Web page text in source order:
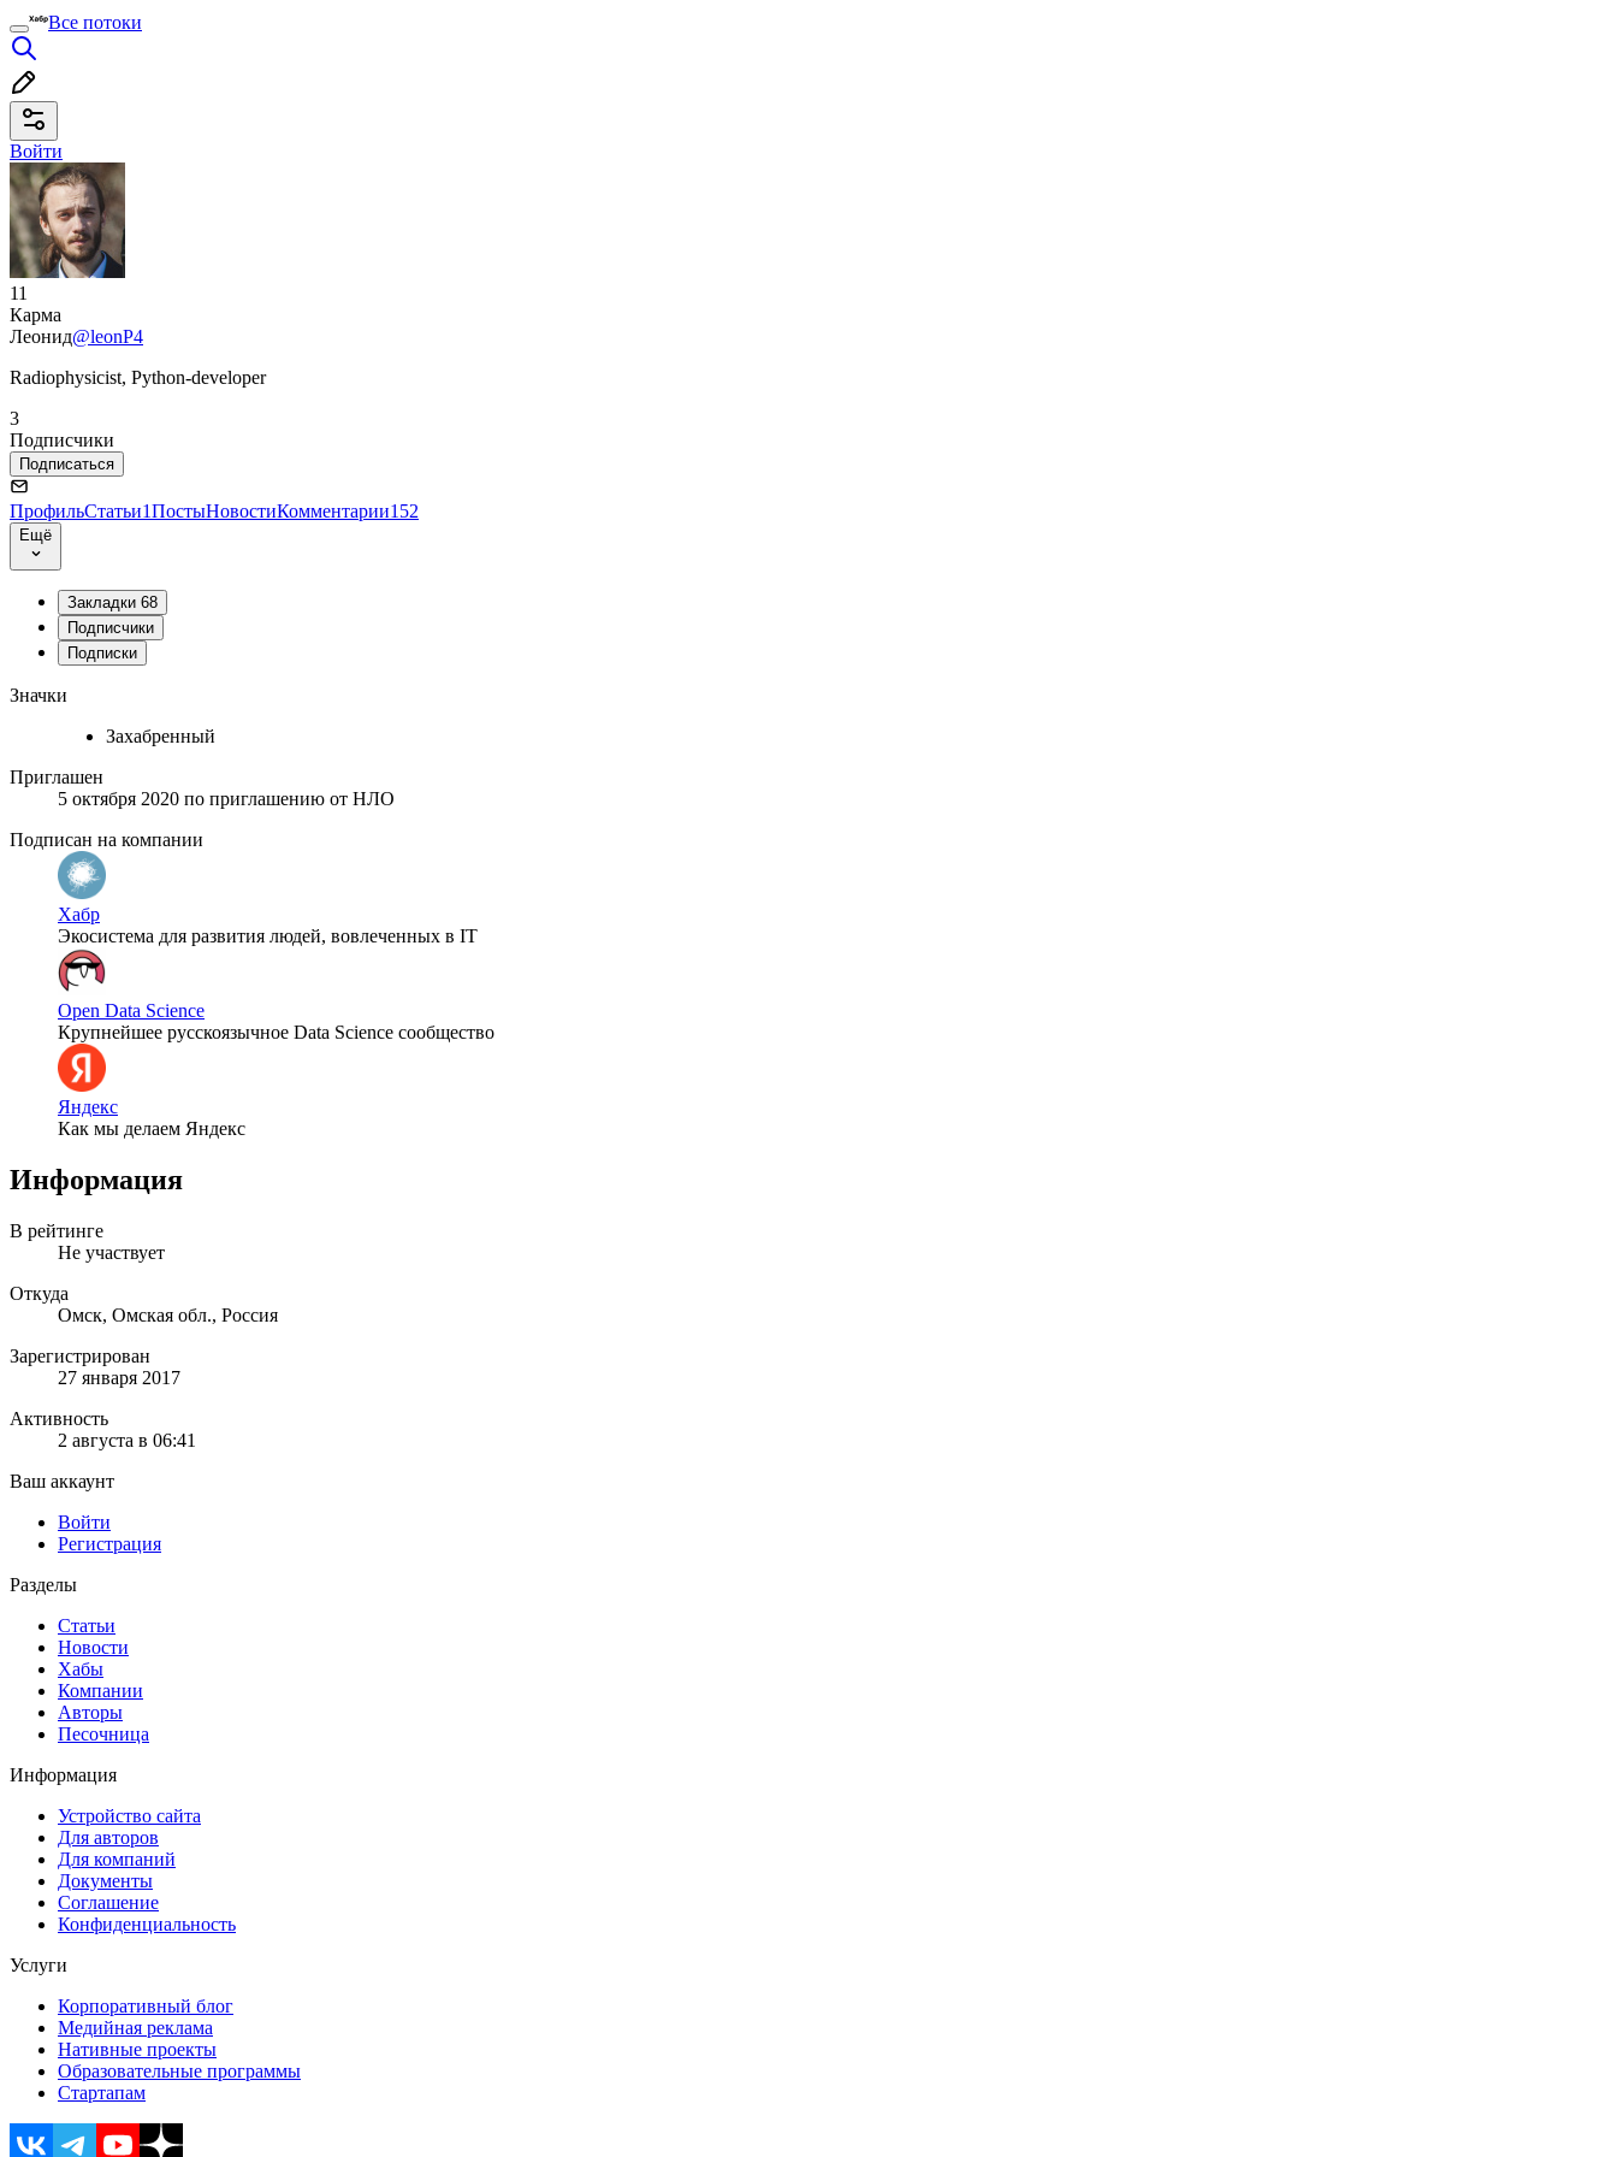
Все потоки
Войти
11
Карма
Леонид@leonP4
Radiophysicist, Python-developer
3
Подписчики
Подписаться
ПрофильСтатьи1ПостыНовостиКомментарии152
Ещё
Закладки 68
Подписчики
Подписки
Значки
Захабренный
Приглашен
5 октября 2020 по приглашению от НЛО
Подписан на компании
Хабр
Экосистема для развития людей, вовлеченных в IT
Open Data Science
Крупнейшее русскоязычное Data Science сообщество
Яндекс
Как мы делаем Яндекс
Информация
В рейтинге
Не участвует
Откуда
Омск, Омская обл., Россия
Зарегистрирован
27 января 2017
Активность
2 августа в 06:41
Ваш аккаунт
Войти
Регистрация
Разделы
Статьи
Новости
Хабы
Компании
Авторы
Песочница
Информация
Устройство сайта
Для авторов
Для компаний
Документы
Соглашение
Конфиденциальность
Услуги
Корпоративный блог
Медийная реклама
Нативные проекты
Образовательные программы
Стартапам